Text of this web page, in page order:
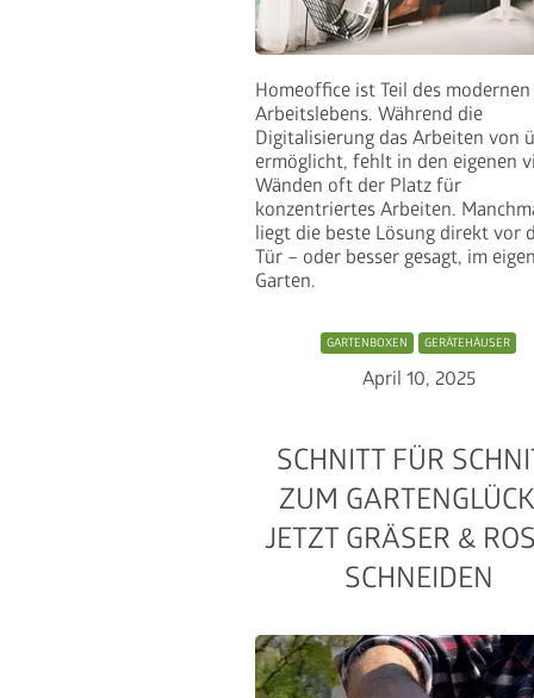
Homeoffice ist Teil des modernen
Arbeitslebens. Während die
Digitalisierung das Arbeiten von
ermöglicht, fehlt in den eigenen
Wänden oft der Platz für
konzentriertes Arbeiten.
liegt die beste Lösung direkt vor
Tür – oder besser gesagt, im
Garten.
GARTENBOXEN GERÄTEHÄUSER
April 10, 2025
SCHNITT FÜR
ZUM
JETZT GRÄSER &
SCHNEIDEN